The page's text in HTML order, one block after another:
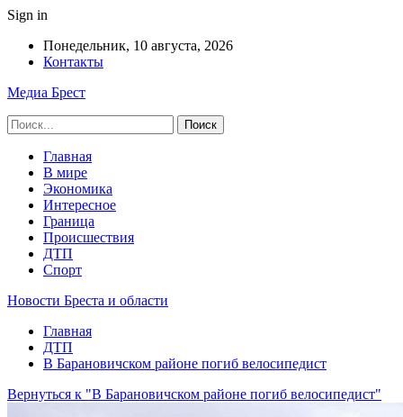
Sign in
Понедельник, 10 августа, 2026
Контакты
Медиа Брест
Главная
В мире
Экономика
Интересное
Граница
Происшествия
ДТП
Спорт
Новости Бреста и области
Главная
ДТП
В Барановичском районе погиб велосипедист
Вернуться к "В Барановичском районе погиб велосипедист"